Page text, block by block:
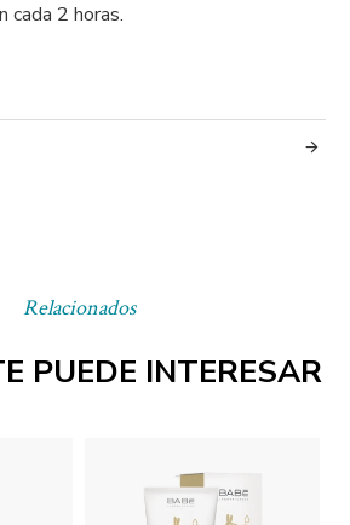
Relacionados
PUEDE INTERESAR
cada 2 horas.